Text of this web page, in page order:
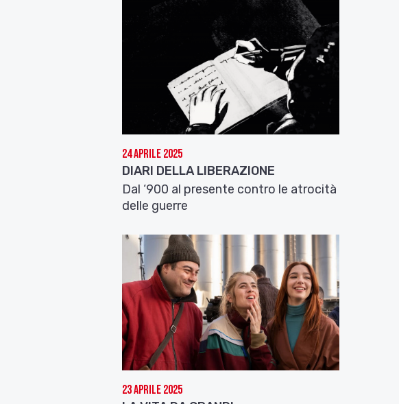
24 Aprile 2025
DIARI DELLA LIBERAZIONE
Dal ‘900 al presente contro le atrocità
delle guerre
23 Aprile 2025